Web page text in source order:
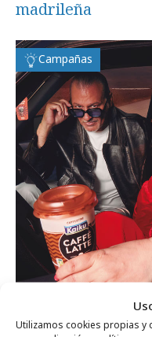
Utilizamos cookies propias y
madrileña
Campañas
jueves, 18 de julio 2024